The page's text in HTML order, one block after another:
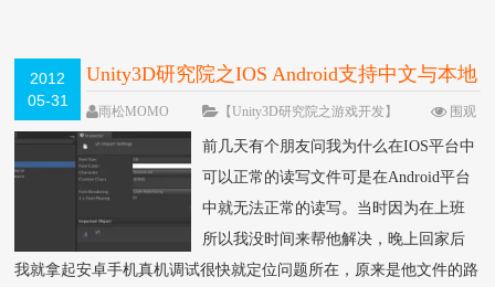
2012
05-31
Unity3D研究院之IOS Android支持中文与本地
文件的读取写入（二十七）
雨松MOMO 【Unity3D研究院之游戏开发】
围观
164980次
83 条评论
前几天有个朋友问我为什么在IOS平台中
可以正常的读写文件可是在Android平台
中就无法正常的读写。当时因为在上班
所以我没时间来帮他解决，晚上回家后
我就拿起安卓手机真机调试很快就定位问题所在，原来是他文件的路